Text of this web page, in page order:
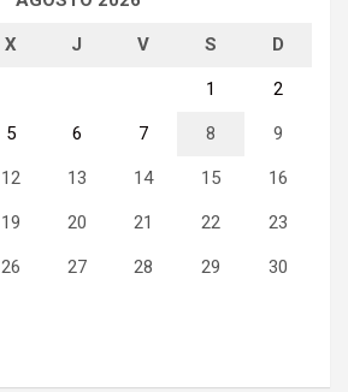
X J V S D
1 2
5 6 7 8 9
12 13 14 15 16
19 20 21 22 23
26 27 28 29 30